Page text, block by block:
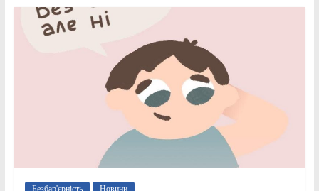
Безбар'єрність Новини